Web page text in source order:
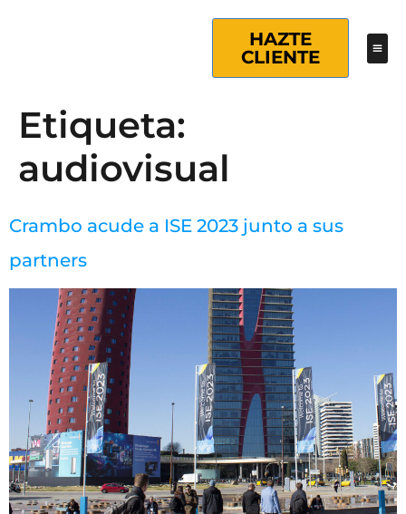
HAZTE
CLIENTE
Etiqueta:
audiovisual
Crambo acude a ISE 2023 junto a sus
partners